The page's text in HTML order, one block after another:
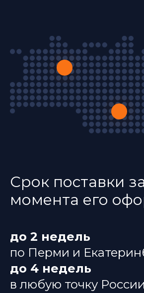
Срок поставки
момента его
до 2 недель
по Перми и
до 4 недель
в любую точку России